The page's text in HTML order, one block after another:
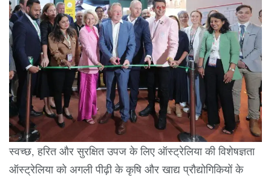
स्वच्छ, हरित और सुरक्षित उपज के लिए ऑस्ट्रेलिया की विशेषज्ञता
ऑस्ट्रेलिया को अगली पीढ़ी के कृषि और खाद्य प्रौद्योगिकियों के